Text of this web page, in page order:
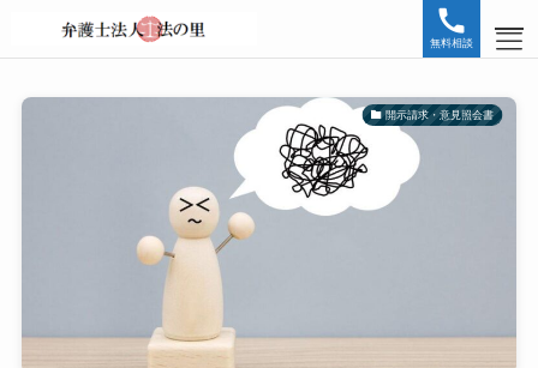
無料相談お問い合わせ
SNS誹謗中傷
インターネット
無料相談
開示請求・意見照会書